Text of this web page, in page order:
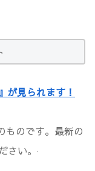
見られます！
ものです。最新の
い。